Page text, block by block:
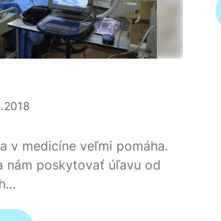
v medicíne veľmi pomáha.
nám poskytovať úľavu od